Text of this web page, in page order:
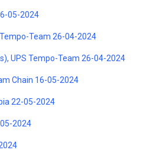
05-2024
Team 26-04-2024
UPS Tempo-Team 26-04-2024
Chain 16-05-2024
22-05-2024
2024